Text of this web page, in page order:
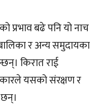
प्रभाव बढे पनि यो नाच
र अन्य समुदायका
किरात राई
यसको संरक्षण र